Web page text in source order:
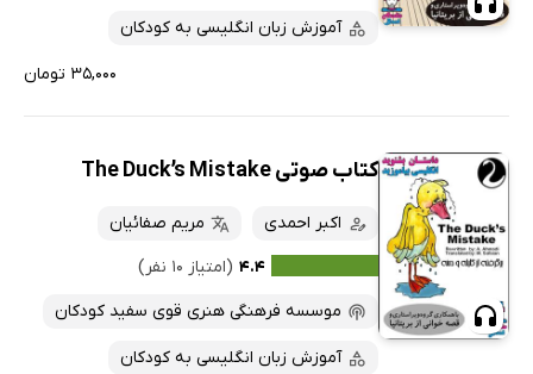
آموزش زبان انگلیسی به کودکان
۳۵,۰۰۰ تومان
کتاب صوتی The Duck’s Mistake
اکبر احمدی
مریم صفائیان
۴.۴ (امتیاز ۱۰ نفر)
موسسه فرهنگی هنری قوی سفید کودکان
آموزش زبان انگلیسی به کودکان